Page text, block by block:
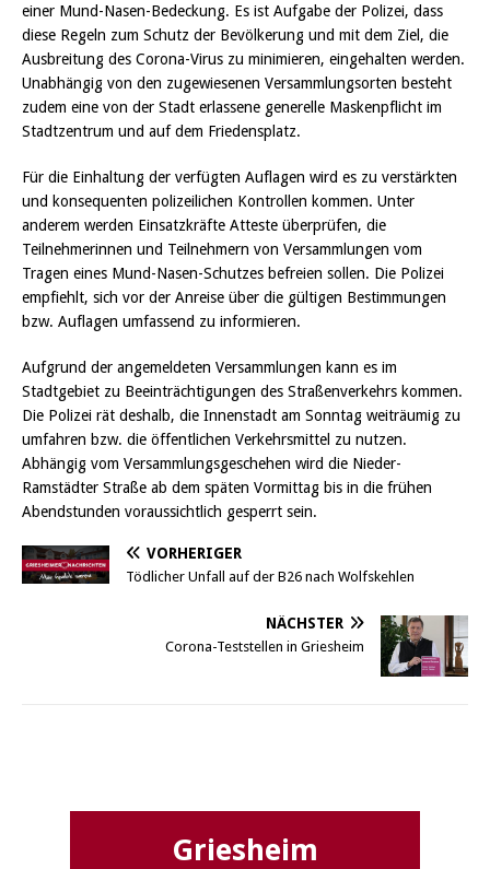
einer Mund-Nasen-Bedeckung. Es ist Aufgabe der Polizei, dass
diese Regeln zum Schutz der Bevölkerung und mit dem Ziel, die
Ausbreitung des Corona-Virus zu minimieren, eingehalten werden.
Unabhängig von den zugewiesenen Versammlungsorten besteht
zudem eine von der Stadt erlassene generelle Maskenpflicht im
Stadtzentrum und auf dem Friedensplatz.
Für die Einhaltung der verfügten Auflagen wird es zu verstärkten
und konsequenten polizeilichen Kontrollen kommen. Unter
anderem werden Einsatzkräfte Atteste überprüfen, die
Teilnehmerinnen und Teilnehmern von Versammlungen vom
Tragen eines Mund-Nasen-Schutzes befreien sollen. Die Polizei
empfiehlt, sich vor der Anreise über die gültigen Bestimmungen
bzw. Auflagen umfassend zu informieren.
Aufgrund der angemeldeten Versammlungen kann es im
Stadtgebiet zu Beeinträchtigungen des Straßenverkehrs kommen.
Die Polizei rät deshalb, die Innenstadt am Sonntag weiträumig zu
umfahren bzw. die öffentlichen Verkehrsmittel zu nutzen.
Abhängig vom Versammlungsgeschehen wird die Nieder-
Ramstädter Straße ab dem späten Vormittag bis in die frühen
Abendstunden voraussichtlich gesperrt sein.
VORHERIGER
Tödlicher Unfall auf der B26 nach Wolfskehlen
NÄCHSTER
Corona-Teststellen in Griesheim
Griesheim